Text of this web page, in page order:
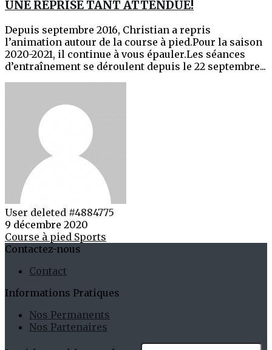
UNE REPRISE TANT ATTENDUE!
Depuis septembre 2016, Christian a repris
l’animation autour de la course à pied.Pour la saison
2020-2021, il continue à vous épauler.Les séances
d’entraînement se déroulent depuis le 22 septembre...
User deleted #4884775
9 décembre 2020
Course à pied Sports
Contactez-nous
Contact
Informations Pratiques
Nos Permanents
Nos Partenaires